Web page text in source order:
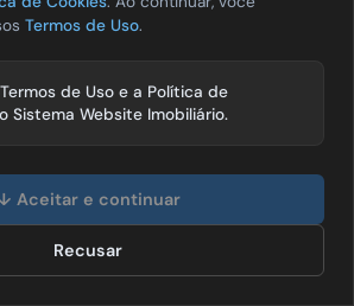
de Honorários sobre
Imobiliária, publicado
em agosto de 2022,
para o corretor avaliador
honorários de forma
tabela geralmente referencia
Termos de Uso.
de Uso e a Política de
Sistema Website Imobiliário.
Aceitar e continuar
Recusar
imóveis? 😊